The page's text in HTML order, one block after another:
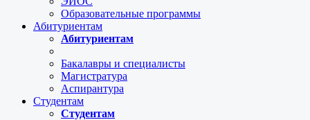
Образовательные программы
Абитуриентам
Абитуриентам
Бакалавры и специалисты
Магистратура
Аспирантура
Студентам
Студентам